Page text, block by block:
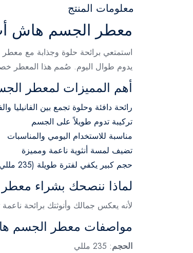
معلومات المنتج
معطر الجسم هاش أب
يدوم طوال اليوم. صُمم هذا المعطر
أهم المميزات لمعطر
رائحة دافئة وحلوة تجمع بين الفانيليا
تركيبة تدوم طويلاً على الجسم
مناسبة للاستخدام اليومي والمناسبات
تضيف لمسة أنثوية ناعمة ومميزة
حجم كبير يكفي لفترة طويلة (235 مللي)
لماذا ننصحك بشراء
لأنه يعكس جمالك وأنوثتك برائحة
مواصفات معطر الجسم
الحجم: 235 مللي